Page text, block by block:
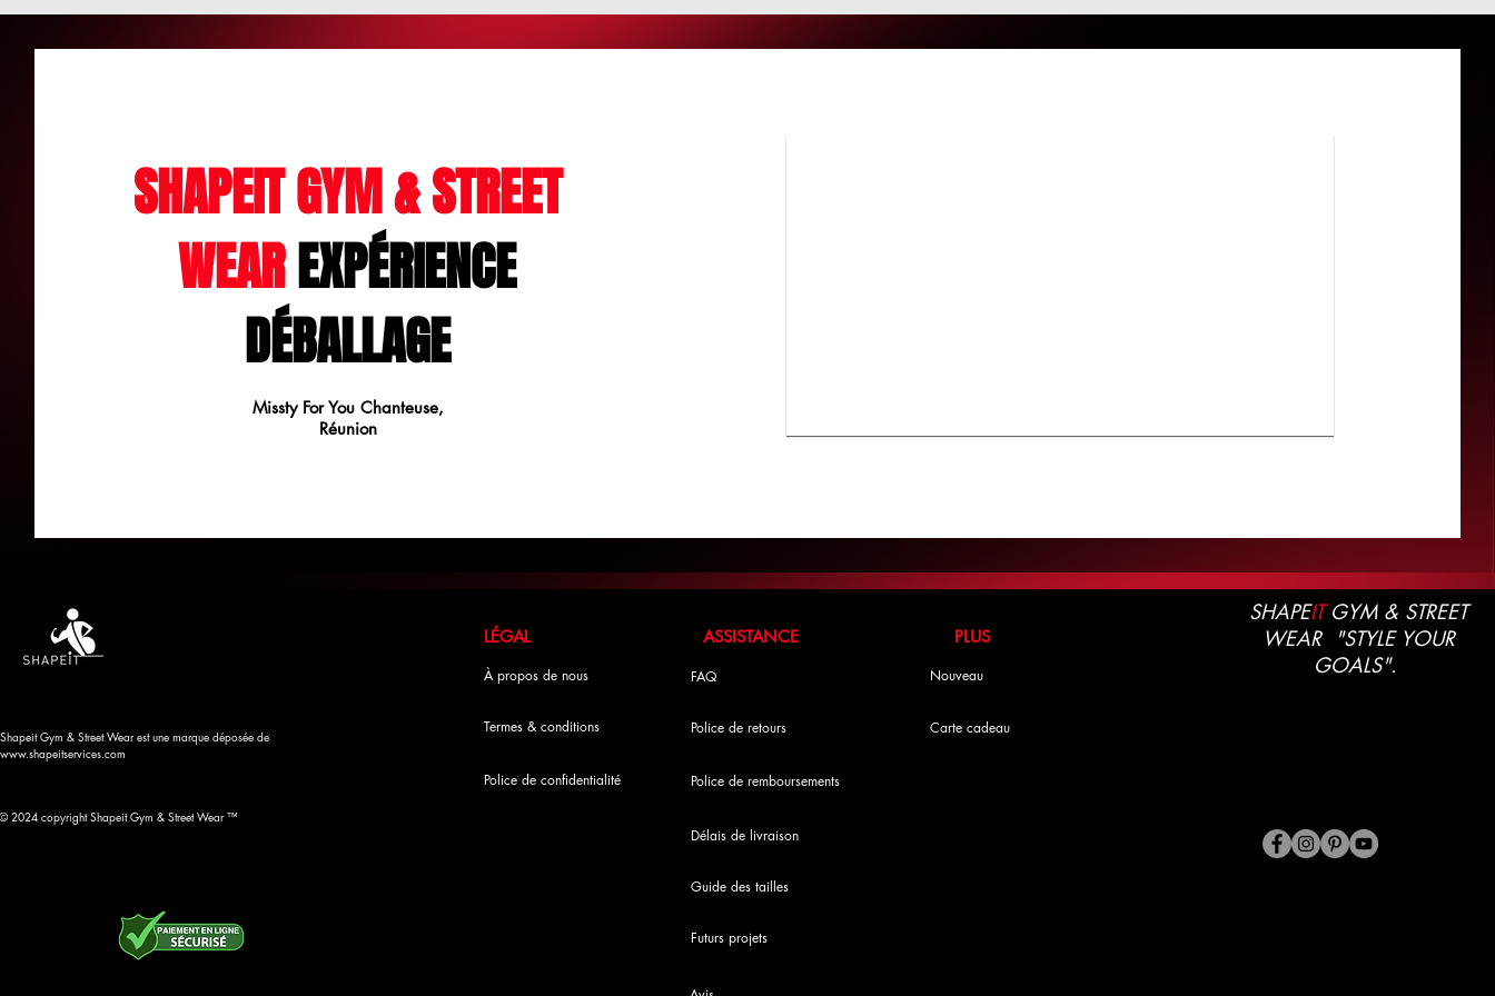
SHAPEIT GYM & STREET
WEAREXPÉRIENCE
DÉBALLAGE
Missty For You Chanteuse,
Réunion
Shapeit Gym & Street Wear est une marque déposée de
www.shapeitservices.com
© 2024 copyright Shapeit Gym & Street Wear ™
LÉGAL ASSISTANCE PLUS
À propos de nous
Termes & conditions
Police de confidentialité
FAQ
Police de retours
Police de remboursements
Nouveau
Carte cadeau
Délais de livraison
Guide des tailles
Futurs projets
SHAPEITGYM & STREET
WEAR "STYLE YOUR
GOALS".